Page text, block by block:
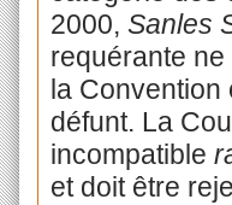
2000, Sanles
requérante ne
la Convention
défunt. La
incompatible
et doit être